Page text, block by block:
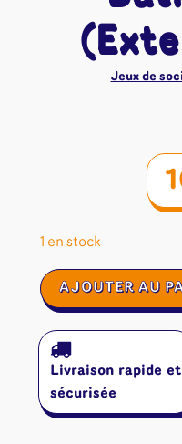
Jeux de
1 en stock
quantité
de
:
Marchands
Bâtisseurs
(Extension
AJOUTER AU
Livraison rapide et
sécurisée